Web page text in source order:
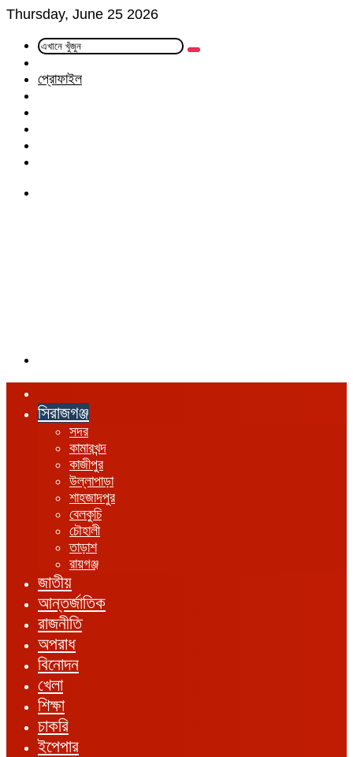
Thursday, June 25 2026
এখানে
Article
প্রোফাইল
সিরাজগঞ্জ
সদর
কামারখন্দ
কাজীপুর
উল্লাপাড়া
শাহজাদপুর
বেলকুচি
চৌহালী
তাড়াশ
রায়গঞ্জ
জাতীয়
আন্তর্জাতিক
রাজনীতি
অপরাধ
বিনোদন
খেলা
শিক্ষা
চাকরি
ইপেপার